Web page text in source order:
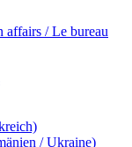
affairs / Le bureau
/ Ukraine)